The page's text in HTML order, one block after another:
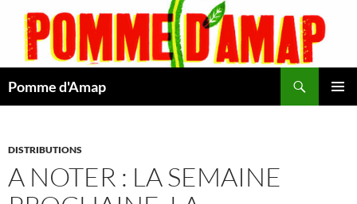
contenu
Pomme d'Amap
DISTRIBUTIONS
A NOTER : LA SEMAINE